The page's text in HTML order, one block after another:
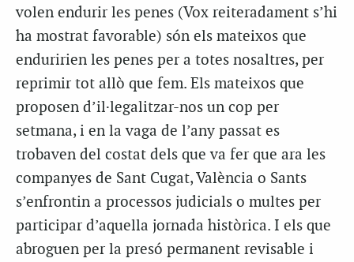
volen endurir les penes (Vox reiteradament s’hi
ha mostrat favorable) són els mateixos que
enduririen les penes per a totes nosaltres, per
reprimir tot allò que fem. Els mateixos que
proposen d’il·legalitzar-nos un cop per
setmana, i en la vaga de l’any passat es
trobaven del costat dels que va fer que ara les
companyes de Sant Cugat, València o Sants
s’enfrontin a processos judicials o multes per
participar d’aquella jornada històrica. I els que
abroguen per la presó permanent revisable i